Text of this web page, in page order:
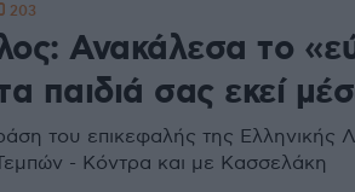
Ανακάλεσα το
παιδιά σας εκεί
του επικεφαλής της Ελληνικής
- Κόντρα και με Κασσελάκη
203